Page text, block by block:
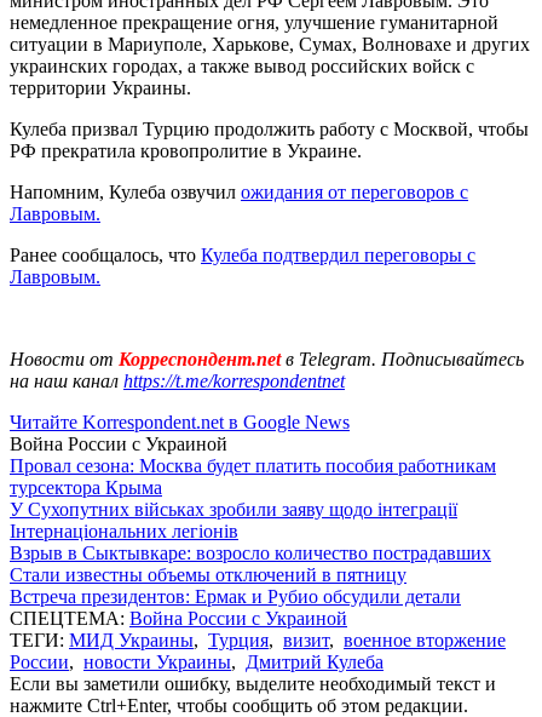
немедленное прекращение огня, улучшение гуманитарной
ситуации в Мариуполе, Харькове, Сумах, Волновахе и других
украинских городах, а также вывод российских войск с
территории Украины.
Кулеба призвал Турцию продолжить работу с Москвой, чтобы
РФ прекратила кровопролитие в Украине.
Напомним, Кулеба озвучил ожидания от переговоров с
Лавровым.
Ранее сообщалось, что Кулеба подтвердил переговоры с
Лавровым.
Новости от Корреспондент.netв Telegram. Подписывайтесь
на наш канал https://t.me/korrespondentnet
Читайте Korrespondent.net в Google News
Война России с Украиной
Провал сезона: Москва будет платить пособия работникам
турсектора Крыма
У Сухопутних військах зробили заяву щодо інтеграції
Інтернаціональних легіонів
Взрыв в Сыктывкаре: возросло количество пострадавших
Стали известны объемы отключений в пятницу
Встреча президентов: Ермак и Рубио обсудили детали
СПЕЦТЕМА: Война России с Украиной
ТЕГИ: МИД Украины, Турция, визит, военное вторжение
России, новости Украины, Дмитрий Кулеба
Если вы заметили ошибку, выделите необходимый текст и
нажмите Ctrl+Enter, чтобы сообщить об этом редакции.